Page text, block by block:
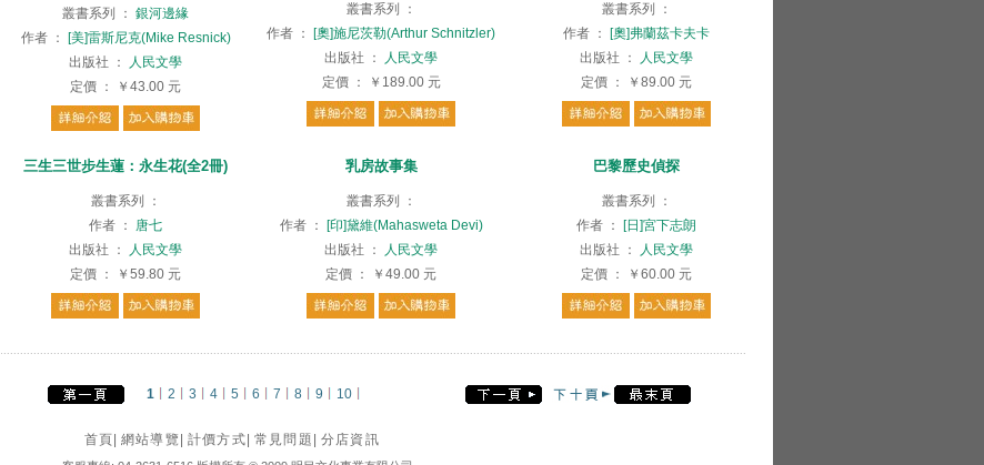
叢書系列 ： 銀河邊緣
作者
：
[美]雷斯尼克(Mike Resnick)
出版社
：
人民文學
定價 ： ￥43.00 元
叢書系列
：
作者 ：
[奧]施尼茨勒(Arthur Schnitzler)
出版社
：
人民文學
定價
： ￥189.00 元
叢書系列
：
作者 ：
[奧]弗蘭茲卡夫卡
出版社
：
人民文學
定價 ： ￥89.00 元
三生三世步生蓮：永生花(全2冊)
叢書系列
：
作者 ：
唐七
出版社
：
人民文學
定價 ： ￥59.80 元
乳房故事集
叢書系列
：
作者
：
[印]黛維(Mahasweta Devi)
出版社
：
人民文學
定價 ： ￥49.00 元
巴黎歷史偵探
叢書系列
：
作者 ：
[日]宮下志朗
出版社
：
人民文學
定價 ： ￥60.00 元
1 2 3 4 5 6 7 8 9 10
首頁 網站導覽 計價方式 常見問題 分店資訊